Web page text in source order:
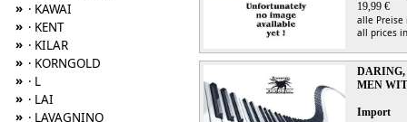
» · KAWAI
» · KENT
» · KILAR
» · KORNGOLD
» · L
» · LAI
» · LAVAGNINO
19,99 €
alle
all prices
MEN
Import